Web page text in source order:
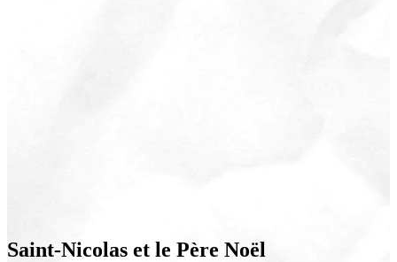
Saint-Nicolas et le Père Noël